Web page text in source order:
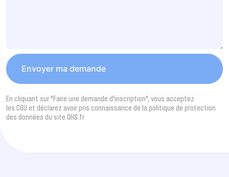
En cliquant sur "Faire une demande d’inscription", vous acceptez
les CGU et déclarez avoir pris connaissance de la politique de protection
des données du site GHS.fr